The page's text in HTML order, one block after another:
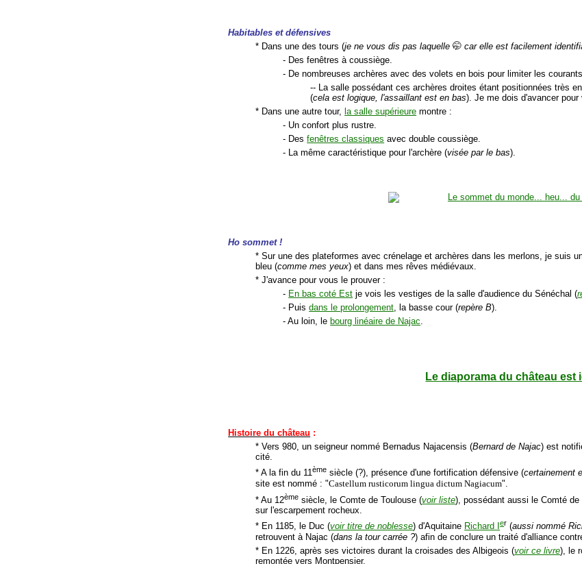
Habitables et défensives
* Dans une des tours (je ne vous dis pas laquelle🤭car elle est facilement
- Des fenêtres à coussiège.
- De nombreuses archères avec des volets en bois pour limiter les
-- La salle possédant ces archères droites étant positionnées très
(cela est logique, l'assaillant est en bas). Je me dois d'avancer pour
* Dans une autre tour, la salle supérieure montre :
- Un confort plus rustre.
- Desfenêtres classiques avec double coussiège.
- La même caractéristique pour l'archère (visée par le bas).
Ho sommet !
* Sur une des plateformes avec crénelage et archères dans les merlons, je suis
bleu (comme mes yeux) et dans mes rêves médiévaux.
* J'avance pour vous le prouver :
- En bas coté Est je vois les vestiges de la salle d'audience du Sénéchal (
- Puisdans le prolongement, la basse cour (repère B).
- Au loin, le bourg linéaire de Najac.
Le diaporama du château est
Histoire du château :
* Vers 980, un seigneur nommé Bernadus Najacensis (Bernard de Najac) est
cité.
* A la fin du 11ème siècle (?), présence d'une fortification défensive (certainement
site est nommé : "Castellum rusticorum lingua dictum Nagiacum".
* Au 12ème siècle, le Comte de Toulouse (voir liste), possédant aussi le Comté de
sur l'escarpement rocheux.
* En 1185, le Duc (voir titre de noblesse) d'Aquitaine Richard Ier (aussi nommé
retrouvent à Najac (dans la tour carrée ?) afin de conclure un traité d'alliance
* En 1226, après ses victoires durant la croisades des Albigeois (voir ce livre), le
remontée vers Montpensier.